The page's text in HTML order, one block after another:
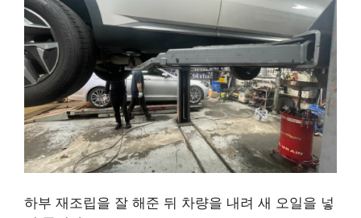
하부 재조립을 잘 해준 뒤 차량을 내려 새 오일을 넣